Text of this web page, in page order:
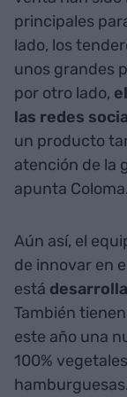
principales
lado, los
unos grandes
por otro lado,
las redes
un producto
atención de la
apunta Coloma.
Aún así, el
de innovar en
está
También
este año una
100%